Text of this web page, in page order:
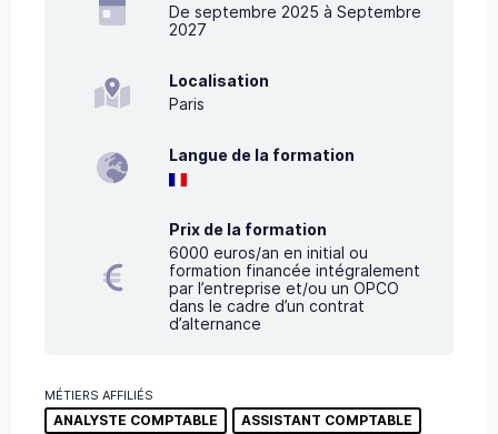
De septembre 2025 à Septembre
2027
Localisation
Paris
Langue de la formation
Prix de la formation
6000 euros/an en initial ou
formation financée intégralement
par l’entreprise et/ou un OPCO
dans le cadre d’un contrat
d’alternance
MÉTIERS AFFILIÉS
ANALYSTE COMPTABLE
ASSISTANT COMPTABLE